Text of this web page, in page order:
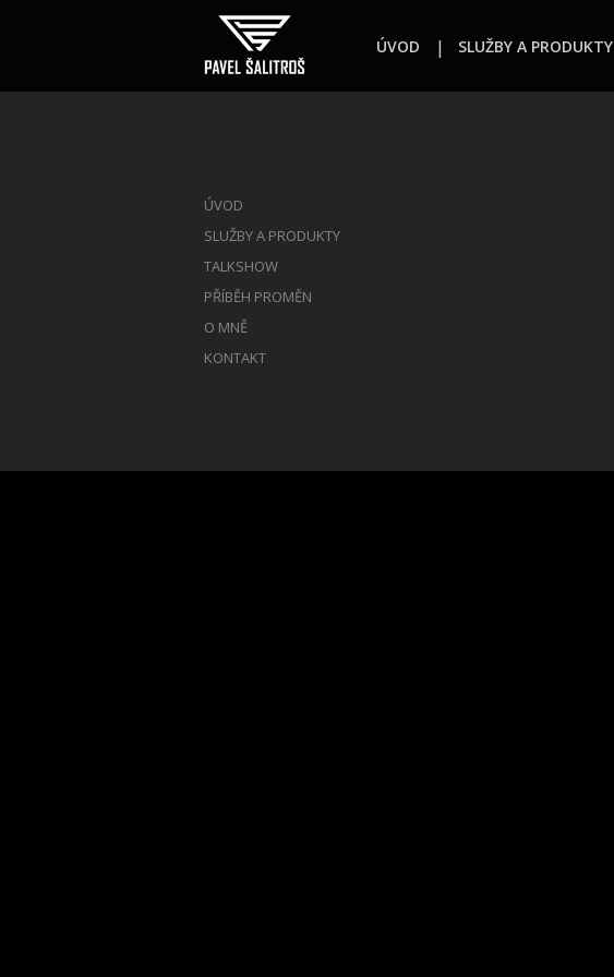
ÚVOD SLUŽBY A PRODUKTY
ÚVOD
SLUŽBY A PRODUKTY
TALKSHOW
PŘÍBĚH PROMĚN
O MNĚ
KONTAKT